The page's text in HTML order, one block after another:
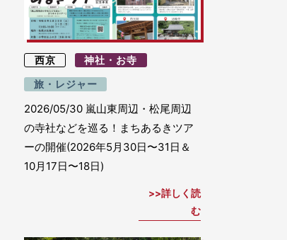
西京 神社・お寺
旅・レジャー
2026/05/30 嵐山東周辺・松尾周辺
の寺社などを巡る！まちあるきツア
ーの開催(2026年5月30日〜31日＆
10月17日〜18日)
詳しく読
む